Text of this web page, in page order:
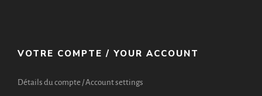
VOTRE COMPTE / YOUR ACCOUNT
Détails du compte / Account settings